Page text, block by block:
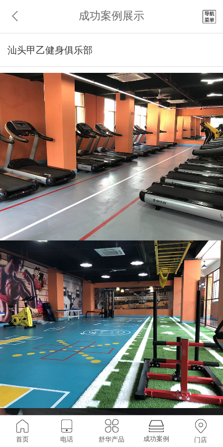
成功案例展示
汕头甲乙健身俱乐部
首页 电话 舒华产品 成功案例 门店